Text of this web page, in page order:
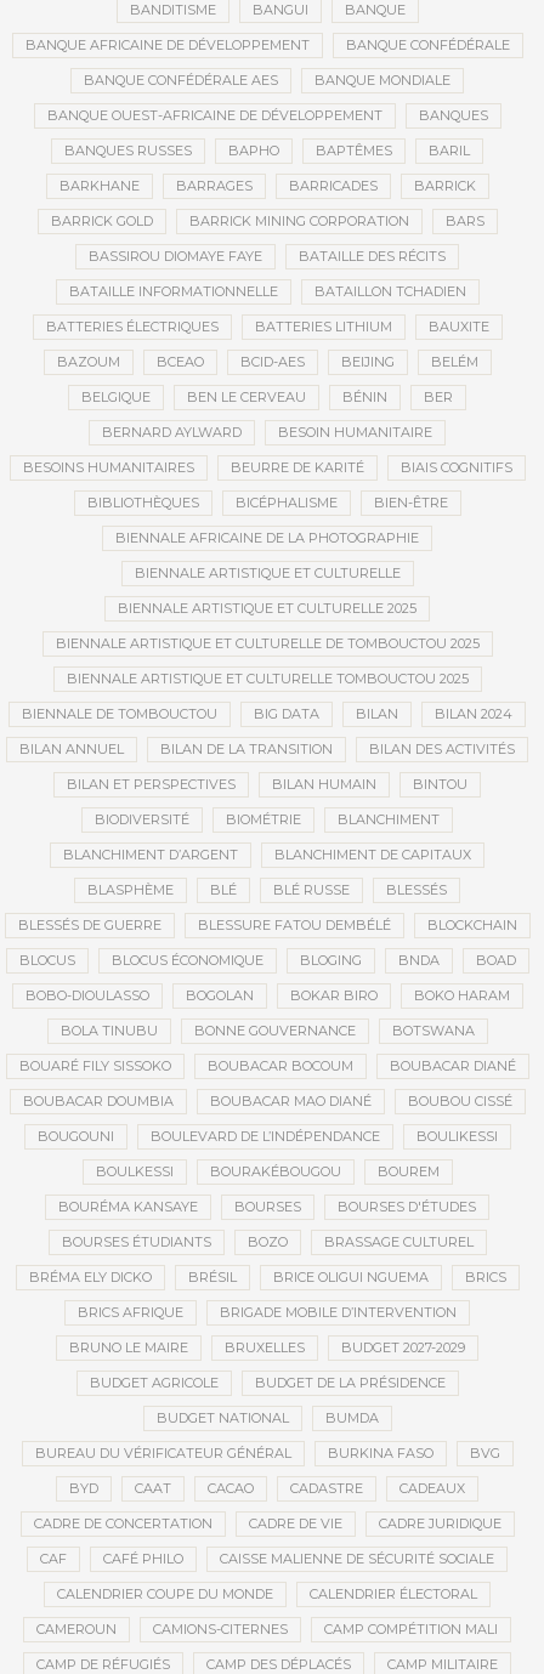
BANDITISME BANGUI BANQUE
BANQUE AFRICAINE DE DÉVELOPPEMENT BANQUE CONFÉDÉRALE
BANQUE CONFÉDÉRALE AES BANQUE MONDIALE
BANQUE OUEST-AFRICAINE DE DÉVELOPPEMENT BANQUES
BANQUES RUSSES BAPHO BAPTÊMES BARIL
BARKHANE BARRAGES BARRICADES BARRICK
BARRICK GOLD BARRICK MINING CORPORATION BARS
BASSIROU DIOMAYE FAYE BATAILLE DES RÉCITS
BATAILLE INFORMATIONNELLE BATAILLON TCHADIEN
BATTERIES ÉLECTRIQUES BATTERIES LITHIUM BAUXITE
BAZOUM BCEAO BCID-AES BEIJING BELÉM
BELGIQUE BEN LE CERVEAU BÉNIN BER
BERNARD AYLWARD BESOIN HUMANITAIRE
BESOINS HUMANITAIRES BEURRE DE KARITÉ BIAIS COGNITIFS
BIBLIOTHÈQUES BICÉPHALISME BIEN-ÊTRE
BIENNALE AFRICAINE DE LA PHOTOGRAPHIE
BIENNALE ARTISTIQUE ET CULTURELLE
BIENNALE ARTISTIQUE ET CULTURELLE 2025
BIENNALE ARTISTIQUE ET CULTURELLE DE TOMBOUCTOU 2025
BIENNALE ARTISTIQUE ET CULTURELLE TOMBOUCTOU 2025
BIENNALE DE TOMBOUCTOU BIG DATA BILAN BILAN 2024
BILAN ANNUEL BILAN DE LA TRANSITION BILAN DES ACTIVITÉS
BILAN ET PERSPECTIVES BILAN HUMAIN BINTOU
BIODIVERSITÉ BIOMÉTRIE BLANCHIMENT
BLANCHIMENT D’ARGENT BLANCHIMENT DE CAPITAUX
BLASPHÈME BLÉ BLÉ RUSSE BLESSÉS
BLESSÉS DE GUERRE BLESSURE FATOU DEMBÉLÉ BLOCKCHAIN
BLOCUS BLOCUS ÉCONOMIQUE BLOGING BNDA BOAD
BOBO-DIOULASSO BOGOLAN BOKAR BIRO BOKO HARAM
BOLA TINUBU BONNE GOUVERNANCE BOTSWANA
BOUARÉ FILY SISSOKO BOUBACAR BOCOUM BOUBACAR DIANÉ
BOUBACAR DOUMBIA BOUBACAR MAO DIANÉ BOUBOU CISSÉ
BOUGOUNI BOULEVARD DE L’INDÉPENDANCE BOULIKESSI
BOULKESSI BOURAKÉBOUGOU BOUREM
BOURÉMA KANSAYE BOURSES BOURSES D'ÉTUDES
BOURSES ÉTUDIANTS BOZO BRASSAGE CULTUREL
BRÉMA ELY DICKO BRÉSIL BRICE OLIGUI NGUEMA BRICS
BRICS AFRIQUE BRIGADE MOBILE D’INTERVENTION
BRUNO LE MAIRE BRUXELLES BUDGET 2027-2029
BUDGET AGRICOLE BUDGET DE LA PRÉSIDENCE
BUDGET NATIONAL BUMDA
BUREAU DU VÉRIFICATEUR GÉNÉRAL BURKINA FASO BVG
BYD CAAT CACAO CADASTRE CADEAUX
CADRE DE CONCERTATION CADRE DE VIE CADRE JURIDIQUE
CAF CAFÉ PHILO CAISSE MALIENNE DE SÉCURITÉ SOCIALE
CALENDRIER COUPE DU MONDE CALENDRIER ÉLECTORAL
CAMEROUN CAMIONS-CITERNES CAMP COMPÉTITION MALI
CAMP DE RÉFUGIÉS CAMP DES DÉPLACÉS CAMP MILITAIRE